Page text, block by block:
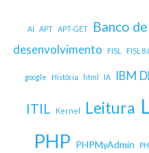
AI APT APT-GET Banco
desenvolvimento FISL FISL
google História html IA IBM
ITIL Kernel Leitura
PHP PHPMyAdmin